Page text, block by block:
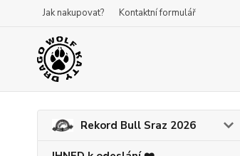
Jak nakupovat? Kontaktní formulář
Rekord Bull Sraz 2026